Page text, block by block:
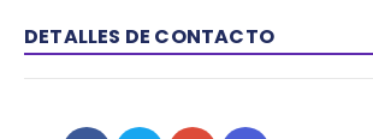
DETALLES DE CONTACTO